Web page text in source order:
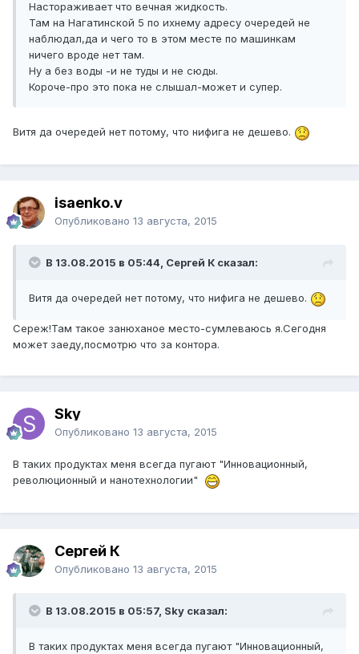
Настораживает что вечная жидкость.
Там на Нагатинской 5 по ихнему адресу очередей не
наблюдал,да и чего то в этом месте по машинкам
ничего вроде нет там.
Ну а без воды -и не туды и не сюды.
Короче-про это пока не слышал-может и супер.
Витя да очередей нет потому, что нифига не дешево.
isaenko.v
Опубликовано 13 августа, 2015
В 13.08.2015 в 05:44, Сергей К сказал:
Витя да очередей нет потому, что нифига не дешево.
Сереж!Там такое занюханое место-сумлеваюсь я.Сегодня
может заеду,посмотрю что за контора.
Sky
Опубликовано 13 августа, 2015
В таких продуктах меня всегда пугают "Инновационный,
революционный и нанотехнологии"
Сергей К
Опубликовано 13 августа, 2015
В 13.08.2015 в 05:57, Sky сказал:
В таких продуктах меня всегда пугают "Инновационный,